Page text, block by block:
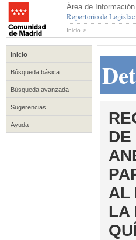
Área de
Repertorio de
Inicio >
Inicio
Búsqueda básica
Búsqueda avanzada
Sugerencias
Ayuda
DE
AL
LA